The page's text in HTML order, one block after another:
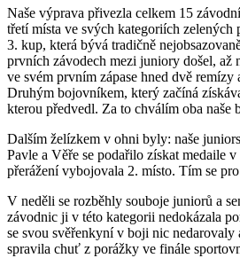
Naše výprava přivezla celkem 15
třetí místa ve svých kategoriích
3. kup, která bývá tradičně
prvních závodech mezi juniory došel,
ve svém prvním zápase hned dvě
Druhým bojovníkem, který začíná
kterou předvedl. Za to chválím oba naše
Dalším želízkem v ohni byly: naše
Pavle a Věře se podařilo získat medaile
přerážení vybojovala 2. místo. Tím se
V neděli se rozběhly souboje juniorů a
závodnic ji v této kategorii nedokázala
se svou svěřenkyní v boji nic
spravila chuť z porážky ve finále